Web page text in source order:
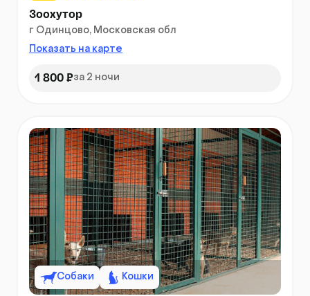
Зоохутор
г Одинцово, Московская обл
Показать на карте
1 800 ₽за 2 ночи
Собаки Кошки